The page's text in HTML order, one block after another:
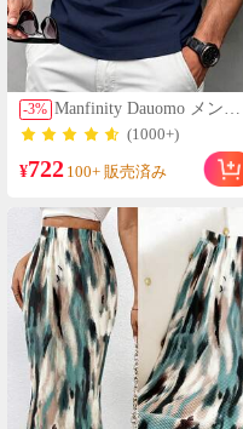
-3% Manfinity Dauomo メンズ
アウトドアポロシャツ、
ネイビーブルー、夏、ビ
ジネスカジュアル、大人
の魅力、柄デザイン、馬
プリント、メンズの必需
品、100%視線を集める、
デイリー、休暇、デート
(1000+)
¥722 100+ 販売済み